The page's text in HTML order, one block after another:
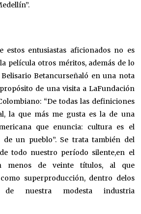
estos entusiastas aficionados no es
película otros méritos, además de lo
Betancurseñaló en una nota
de una visita a LaFundación
“De todas las definiciones
la que más me gusta es la de una
que enuncia: cultura es el
un pueblo”. Se trata también del
todo nuestro período silente,en el
menos de veinte títulos, al que
superproducción, dentro delos
de nuestra modesta industria